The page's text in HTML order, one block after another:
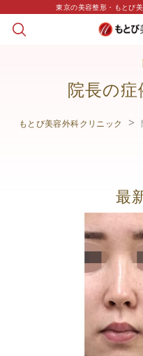
東京の美容整形・もとび
院長の
もとび美容外科クリニック
最